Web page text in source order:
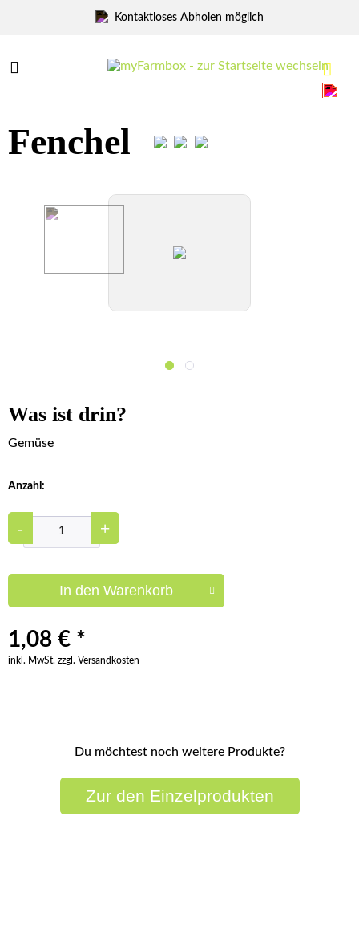
Marktfrisch Abholen
Menü
Fenchel
Was ist drin?
Gemüse
Anzahl:
- +
In den Warenkorb
1,08 € *
inkl. MwSt. zzgl. Versandkosten
Du möchtest noch weitere Produkte?
Zur den Einzelprodukten